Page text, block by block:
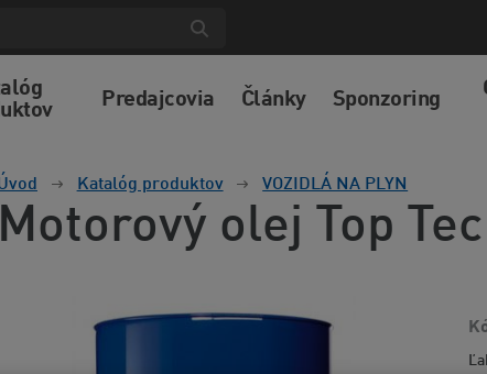
Predajcovia Články Sponzoring
Katalóg produktov VOZIDLÁ NA PLYN
Motorový olej Top